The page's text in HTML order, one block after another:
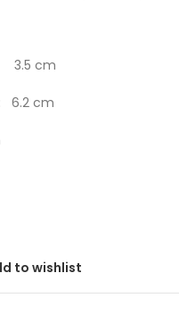
3.5 cm
6.2 cm
to wishlist